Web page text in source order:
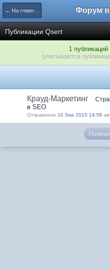
← На главную
Публикации Qsert
1
(учитываются
Крауд-Маркетинг
в SEO
Отправлено 10 Sep 2015 14:59